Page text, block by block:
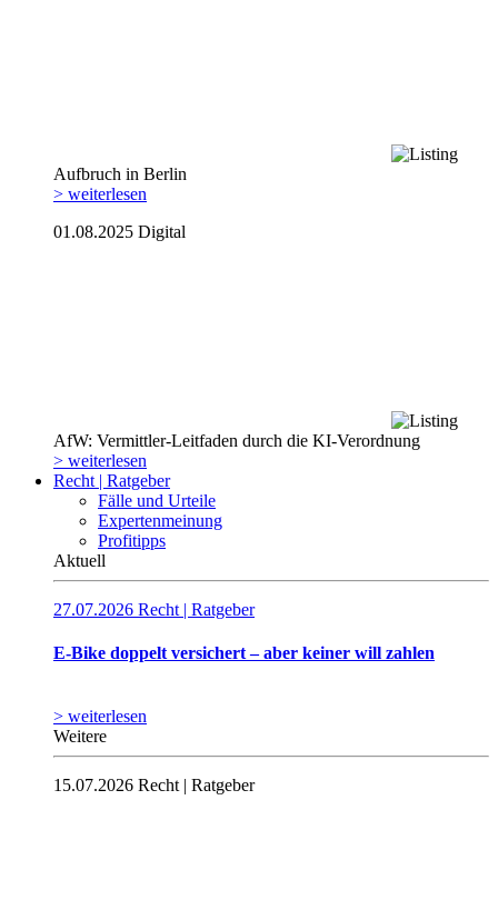
Aufbruch in Berlin
> weiterlesen
01.08.2025 Digital
AfW: Vermittler-Leitfaden durch die KI-Verordnung
> weiterlesen
Recht | Ratgeber
Fälle und Urteile
Expertenmeinung
Profitipps
Aktuell
27.07.2026 Recht | Ratgeber
E-Bike doppelt versichert – aber keiner will zahlen
> weiterlesen
Weitere
15.07.2026 Recht | Ratgeber